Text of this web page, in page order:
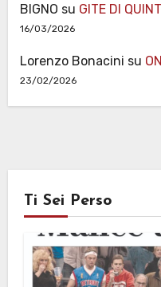
BIGNO su GITE DI
16/03/2026
Lorenzo Bonacini su
23/02/2026
Ti Sei Perso